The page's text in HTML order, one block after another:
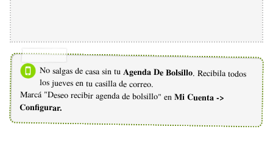
No salgas de casa sin tu Agenda De Bolsillo. Recibila todos
los jueves en tu casilla de correo.
Marcá "Deseo recibir agenda de bolsillo" en Mi Cuenta ->
Configurar.